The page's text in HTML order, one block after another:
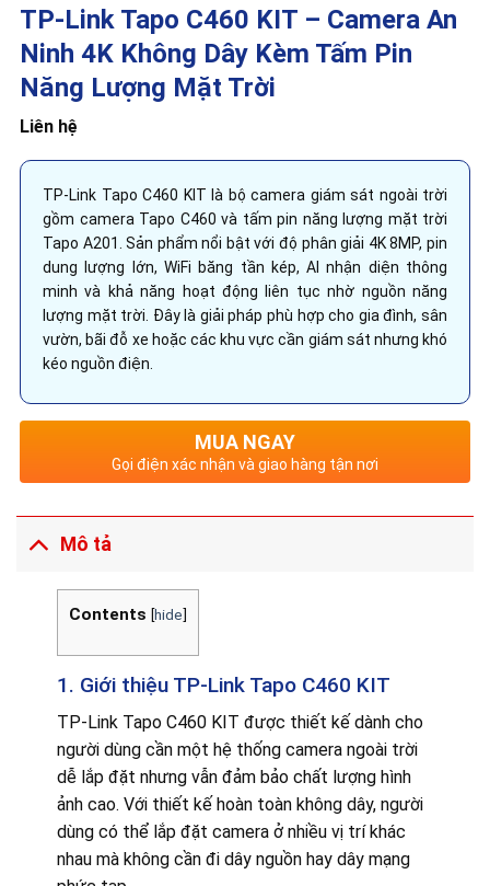
TP-Link Tapo C460 KIT – Camera An
Ninh 4K Không Dây Kèm Tấm Pin
Năng Lượng Mặt Trời
Liên hệ
TP-Link Tapo C460 KIT là bộ camera giám sát ngoài trời
gồm camera Tapo C460 và tấm pin năng lượng mặt trời
Tapo A201. Sản phẩm nổi bật với độ phân giải 4K 8MP, pin
dung lượng lớn, WiFi băng tần kép, AI nhận diện thông
minh và khả năng hoạt động liên tục nhờ nguồn năng
lượng mặt trời. Đây là giải pháp phù hợp cho gia đình, sân
vườn, bãi đỗ xe hoặc các khu vực cần giám sát nhưng khó
kéo nguồn điện.
MUA NGAY
Gọi điện xác nhận và giao hàng tận nơi
Mô tả
Contents [hide]
1. Giới thiệu TP-Link Tapo C460 KIT
TP-Link Tapo C460 KIT được thiết kế dành cho
người dùng cần một hệ thống camera ngoài trời
dễ lắp đặt nhưng vẫn đảm bảo chất lượng hình
ảnh cao. Với thiết kế hoàn toàn không dây, người
dùng có thể lắp đặt camera ở nhiều vị trí khác
nhau mà không cần đi dây nguồn hay dây mạng